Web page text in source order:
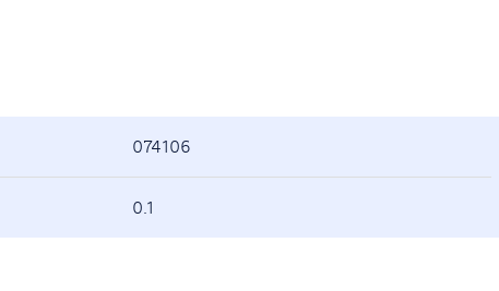
074106
0.1